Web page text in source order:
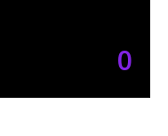
0